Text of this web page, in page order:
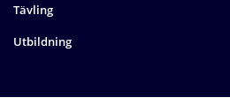
Tävling
Utbildning